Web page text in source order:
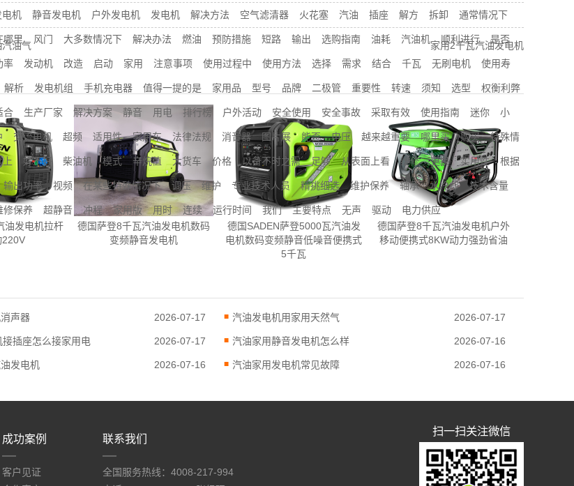
电机 静音发电机 户外发电机 发电机 解决方法 空气滤清器 火花塞 汽油 插座 解方 拆卸 通常情况下
哪里 风门 大多数情况下 解决办法 燃油 预防措施 短路 输出 选购指南 油耗 汽油机 顺利进行 是否
率 发动机 改造 启动 家用 注意事项 使用过程中 使用方法 选择 需求 结合 千瓦 无刷电机 使用寿
解析 发电机组 手机充电器 值得一提的是 家用品 型号 品牌 二极管 重要性 转速 须知 选型 权衡利弊
合 生产厂家 解决方案 静音 用电 排行榜 户外活动 安全使用 安全事故 采取有效 使用指南 迷你 小
交流电机 超频 适用性 家用车 法律法规 消音器 图片展 能否 电压 越来越重要 哪里买 购买 特殊情
上 好不好 柴油机 模式 辛烷值 大货车 价格 以备不时之需 足够 从表面上看 维修 更换 实用性 根据
输出功率 视频 在某些特殊情况下 调压 维护 专业技术人员 精挑细选 维护保养 轴承 水冷却 技术含量
修保养 超静音 冲程 家用版 用时 连续 运行时间 我们 主要特点 无声 驱动 电力供应
油气 家用2千瓦汽油发电机
油发电机拉杆
德国萨登8千瓦汽油发电机数码
变频静音发电机
德国SADEN萨登5000瓦汽油发
电机数码变频静音低噪音便携式
5千瓦
德国萨登8千瓦汽油发电机户外
移动便携式8KW动力强劲省油
声器 2026-07-17 汽油发电机用家用天然气 2026-07-17
插座怎么接家用电 2026-07-17 汽油家用静音发电机怎么样 2026-07-16
发电机 2026-07-16 汽油家用发电机常见故障 2026-07-16
成功案例
客户见证
联系我们
全国服务热线：4008-217-994
扫一扫关注微信